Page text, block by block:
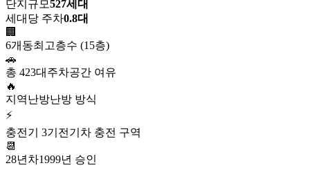
단지규모527세대
세대당 주차0.8대
🏢
6개동최고층수 (15층)
🚗
총 423대 주차공간 여유
🔥
지역난방난방 방식
⚡
충전기 3기 전기차 충전 구역
📆
28년차1999년 승인